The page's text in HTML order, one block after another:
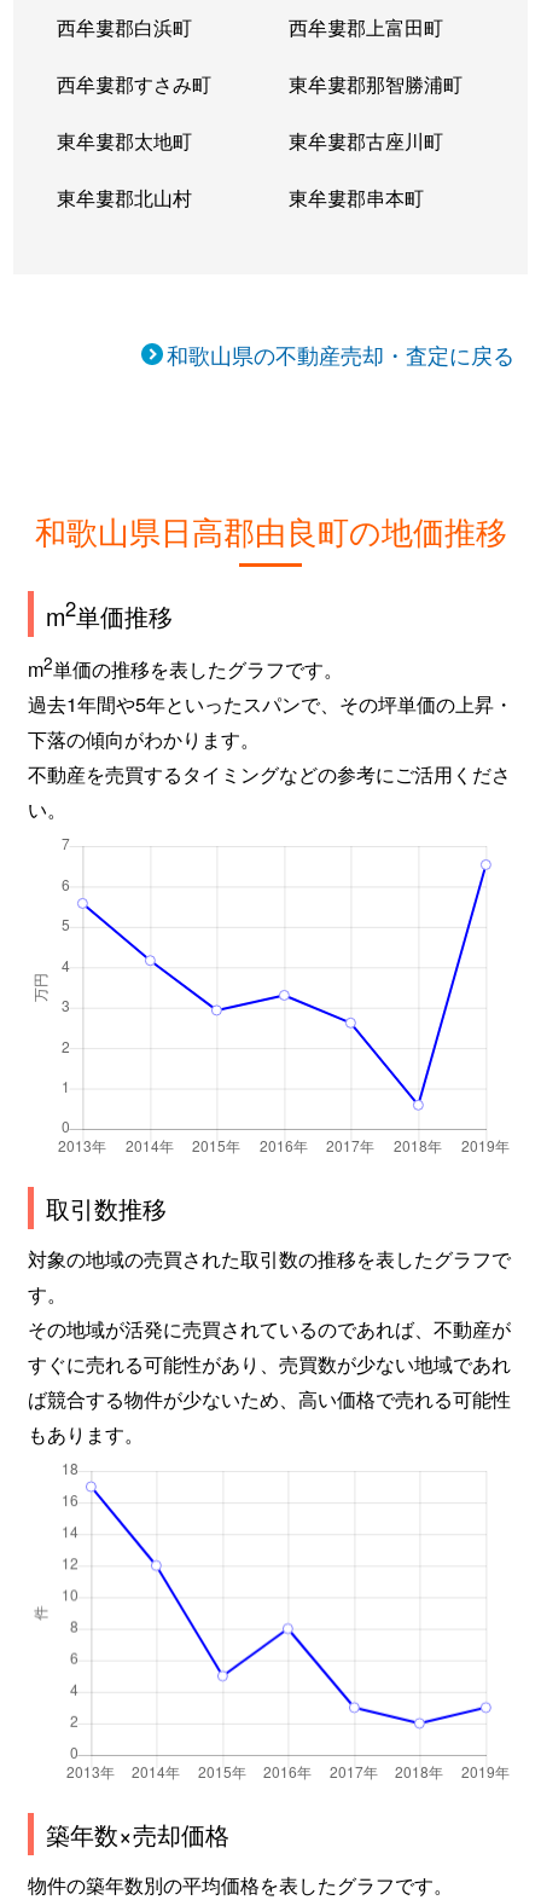
西牟婁郡白浜町 西牟婁郡上富田町
西牟婁郡すさみ町 東牟婁郡那智勝浦町
東牟婁郡太地町 東牟婁郡古座川町
東牟婁郡北山村 東牟婁郡串本町
和歌山県の不動産売却・査定に戻る
和歌山県日高郡由良町の地価推移
m2単価推移
m2単価の推移を表したグラフです。
過去1年間や5年といったスパンで、その坪単価の上昇・
下落の傾向がわかります。
不動産を売買するタイミングなどの参考にご活用くださ
い。
取引数推移
対象の地域の売買された取引数の推移を表したグラフで
す。
その地域が活発に売買されているのであれば、不動産が
すぐに売れる可能性があり、売買数が少ない地域であれ
ば競合する物件が少ないため、高い価格で売れる可能性
もあります。
築年数×売却価格
物件の築年数別の平均価格を表したグラフです。